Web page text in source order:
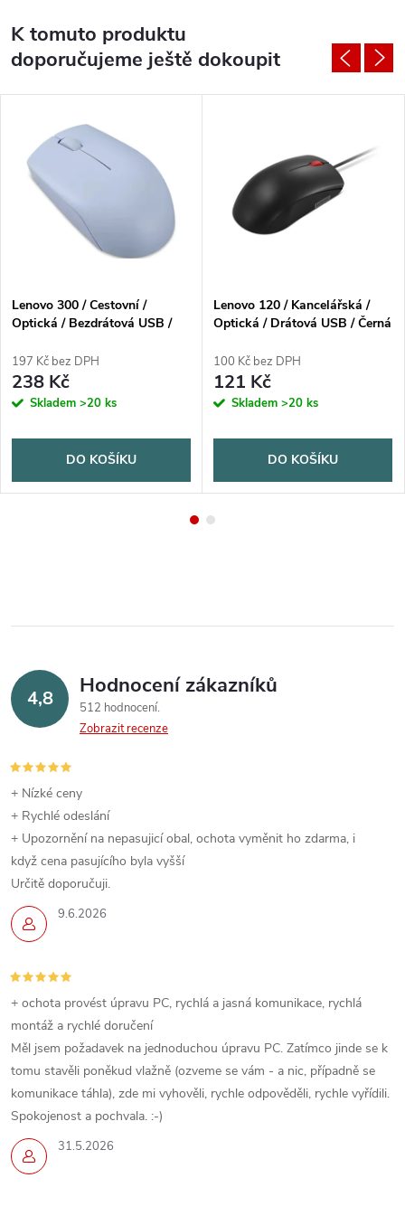
K tomuto produktu
doporučujeme ještě dokoupit
Lenovo 300 / Cestovní /
Optická / Bezdrátová USB /
197 Kč bez DPH
238 Kč
Skladem >20 ks
DO KOŠÍKU
Lenovo 120 / Kancelářská /
Optická / Drátová USB / Černá
100 Kč bez DPH
121 Kč
Skladem >20 ks
DO KOŠÍKU
4,8 Hodnocení zákazníků
512 hodnocení
Zobrazit recenze
9.6.2026
+ Nízké ceny
+ Rychlé odeslání
+ Upozornění na nepasujicí obal, ochota vyměnit ho zdarma, i
když cena pasujícího byla vyšší
Určitě doporučuji.
31.5.2026
+ ochota provést úpravu PC, rychlá a jasná komunikace, rychlá
montáž a rychlé doručení
Měl jsem požadavek na jednoduchou úpravu PC. Zatímco jinde se k
tomu stavěli poněkud vlažně (ozveme se vám - a nic, případně se
komunikace táhla), zde mi vyhověli, rychle odpověděli, rychle vyřídili.
Spokojenost a pochvala. :-)